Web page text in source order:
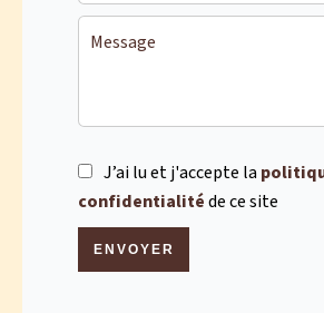
J’ai lu et j'accepte la
confidentialitéde ce site
ENVOYER